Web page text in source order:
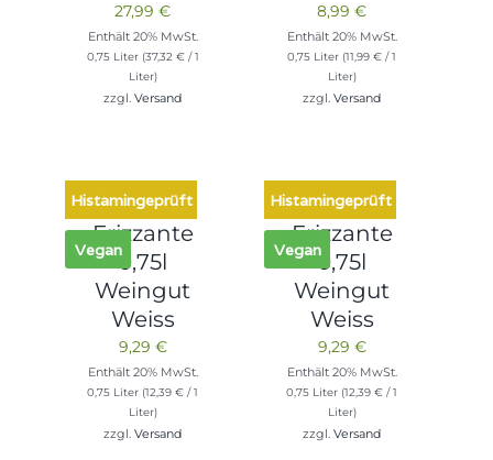
27,99€
Enthält 20% MwSt.
0,75 Liter (37,32 €/ 1
Liter)
zzgl.Versand
8,99€
Enthält 20% MwSt.
0,75 Liter (11,99€ / 1
Liter)
zzgl.Versand
Histamingeprüft
Vegan
Frizzante
0,75l
Weingut
Weiss
9,29 €
Enthält 20% MwSt.
0,75 Liter (12,39€ / 1
Liter)
zzgl.Versand
Histamingeprüft
Vegan
Frizzante
0,75l
Weingut
Weiss
9,29 €
Enthält 20% MwSt.
0,75 Liter (12,39€ / 1
Liter)
zzgl.Versand